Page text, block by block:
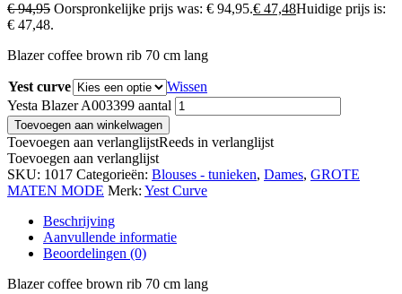
€94,95 Oorspronkelijke prijs was: € 94,95.€ 47,48Huidige prijs is:
€ 47,48.
Blazer coffee brown rib 70 cm lang
Yest curve
Wissen
Yesta Blazer A003399 aantal
Toevoegen aan winkelwagen
Toevoegen aan verlanglijstReeds in verlanglijst
Toevoegen aan verlanglijst
SKU: 1017 Categorieën: Blouses - tunieken, Dames, GROTE
MATEN MODE Merk: Yest Curve
Beschrijving
Aanvullende informatie
Beoordelingen (0)
Blazer coffee brown rib 70 cm lang